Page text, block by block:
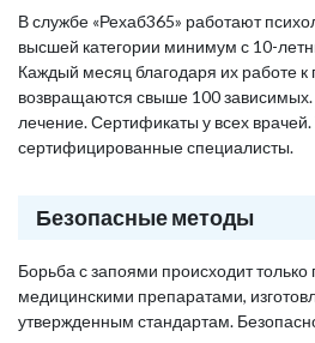
В службе «Рехаб365» работают
высшей категории минимум с 10-
Каждый месяц благодаря их работе
возвращаются свыше 100 зависимых.
лечение. Сертификаты у всех
сертифицированные специалисты.
Безопасные методы
Борьба с запоями происходит
медицинскими препаратами,
утвержденным стандартам.